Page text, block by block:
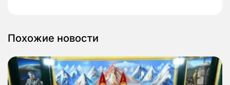
Похожие новости